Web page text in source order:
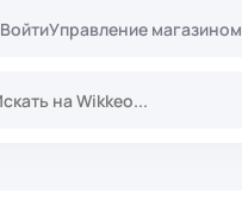
ВойтиУправление магазином